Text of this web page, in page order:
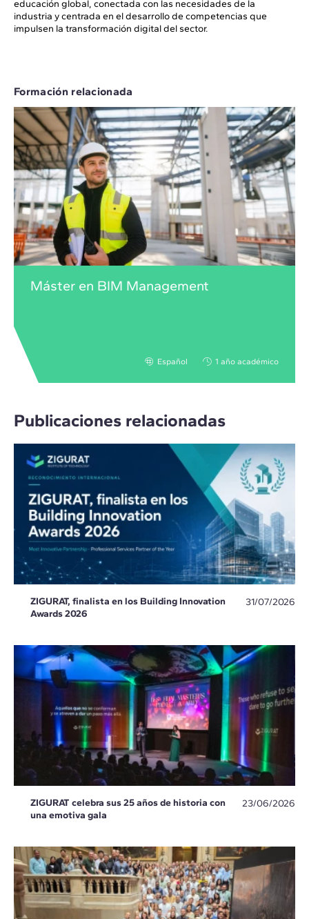
educación global, conectada con las necesidades de la
industria y centrada en el desarrollo de competencias que
impulsen la transformación digital del sector.
Formación relacionada
Máster en BIM Management
Español 1 año académico
Publicaciones relacionadas
ZIGURAT, finalista en los Building Innovation
Awards 2026
31/07/2026
ZIGURAT celebra sus 25 años de historia con
una emotiva gala
23/06/2026